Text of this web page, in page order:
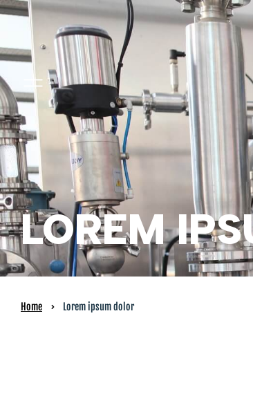
LOREM
Home Lorem ipsum dolor